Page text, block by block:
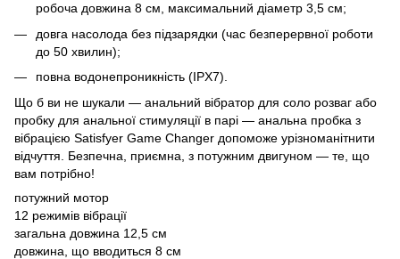
робоча довжина 8 см, максимальний діаметр 3,5 см;
довга насолода без підзарядки (час безперервної роботи
до 50 хвилин);
повна водонепроникність (IPX7).
Що б ви не шукали — анальний вібратор для соло розваг або
пробку для анальної стимуляції в парі — анальна пробка з
вібрацією Satisfyer Game Changer допоможе урізноманітнити
відчуття. Безпечна, приємна, з потужним двигуном — те, що
вам потрібно!
потужний мотор
12 режимів вібрації
загальна довжина 12,5 см
довжина, що вводиться 8 см